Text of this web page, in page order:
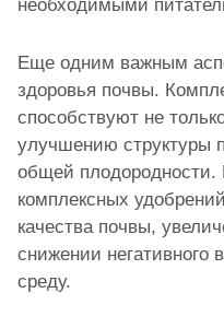
необходимыми
Еще одним важным
здоровья почвы.
способствуют не
улучшению структуры
общей плодородности.
комплексных
качества почвы,
снижении
среду.